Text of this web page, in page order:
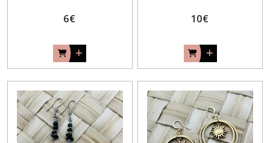
6€ 10€